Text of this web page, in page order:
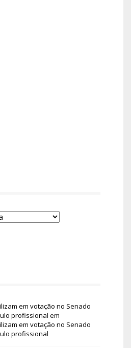
em votação no Senado
profissional em
em votação no Senado
profissional